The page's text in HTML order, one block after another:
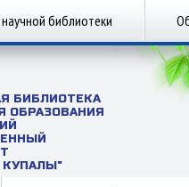
библиотеки
БИБЛИОТЕКА
ОБРАЗОВАНИЯ
КУПАЛЫ"